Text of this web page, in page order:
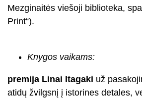
Mezginaitės viešoji biblioteka,
Print“).
Knygos vaikams:
premija Linai Itagaki už
atidų žvilgsnį į istorines detales,